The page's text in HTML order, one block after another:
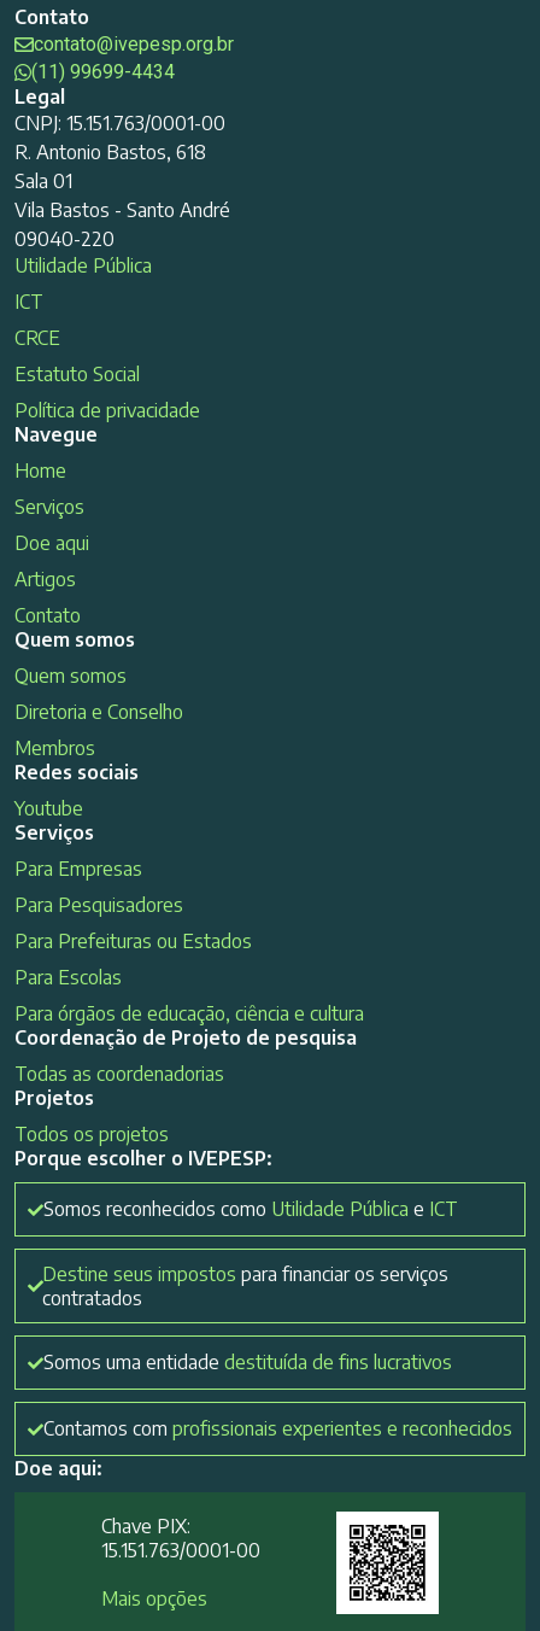
Contato
contato@ivepesp.org.br
(11) 99699-4434
Legal
CNPJ: 15.151.763/0001-00
R. Antonio Bastos, 618
Sala 01
Vila Bastos - Santo André
09040-220
Utilidade Pública
ICT
CRCE
Estatuto Social
Política de privacidade
Navegue
Home
Serviços
Doe aqui
Artigos
Contato
Quem somos
Quem somos
Diretoria e Conselho
Membros
Redes sociais
Youtube
Serviços
Para Empresas
Para Pesquisadores
Para Prefeituras ou Estados
Para Escolas
Para órgãos de educação, ciência e cultura
Coordenação de Projeto de pesquisa
Todas as coordenadorias
Projetos
Todos os projetos
Porque escolher o IVEPESP:
Somos reconhecidos como Utilidade Pública e ICT
Destine seus impostos para financiar os serviços
contratados
Somos uma entidade destituída de fins lucrativos
Contamos com profissionais experientes e reconhecidos
Doe aqui:
Chave PIX:
15.151.763/0001-00​
Mais opções